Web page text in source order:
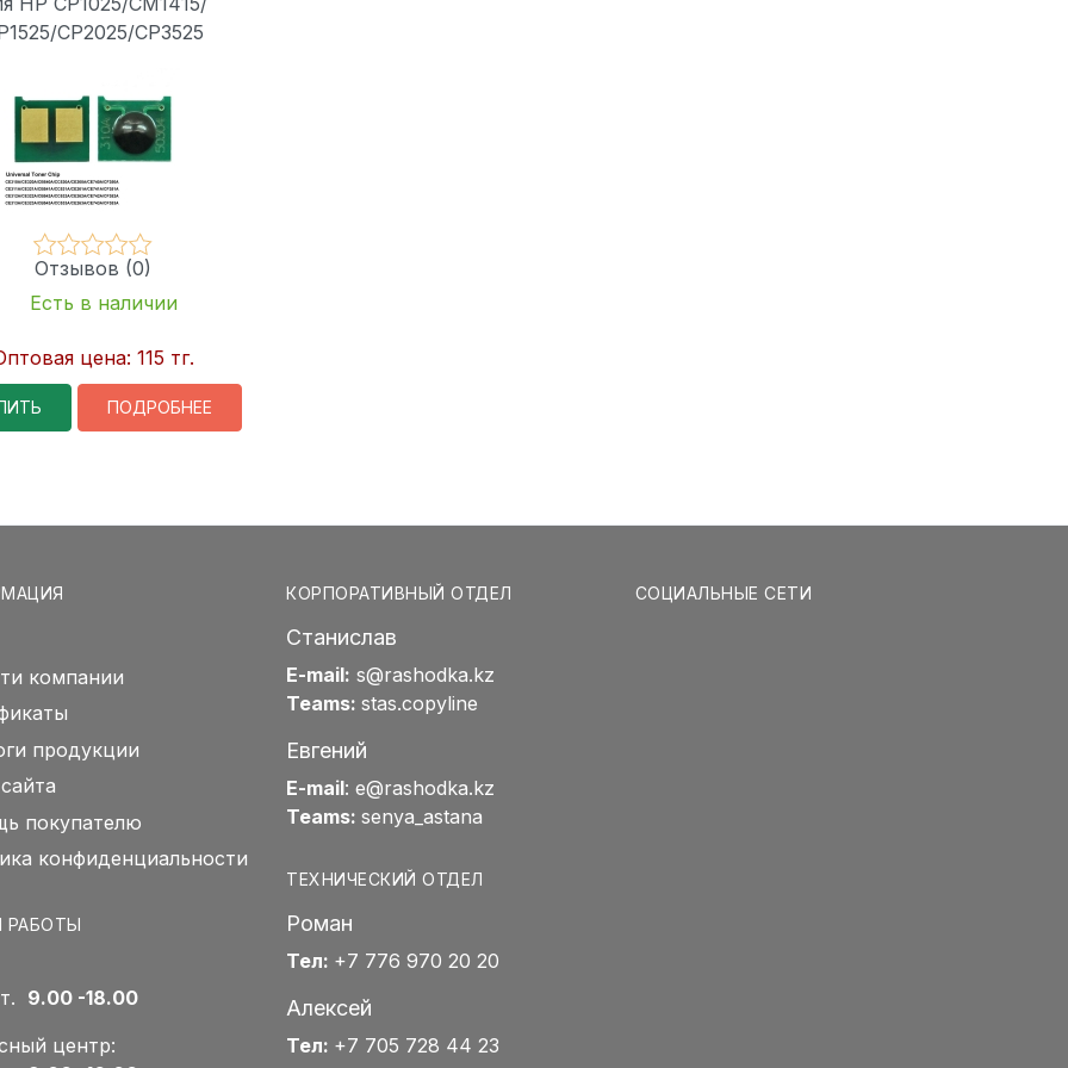
CP2025/CP3525
Отзывов (0)
Есть в наличии
цена: 115 тг.
ПОДРОБНЕЕ
компании
продукции
покупателю
конфиденциальности
РАБОТЫ
9.00 -18.00
центр:
КОРПОРАТИВНЫЙ ОТДЕЛ
Станислав
E-mail: s@rashodka.kz
Teams: stas.copyline
Евгений
E-mail: e@rashodka.kz
Teams: senya_astana
ТЕХНИЧЕСКИЙ ОТДЕЛ
Роман
Тел: +7 776 970 20 20
Алексей
Тел: +7 705 728 44 23
СОЦИАЛЬНЫЕ СЕТИ